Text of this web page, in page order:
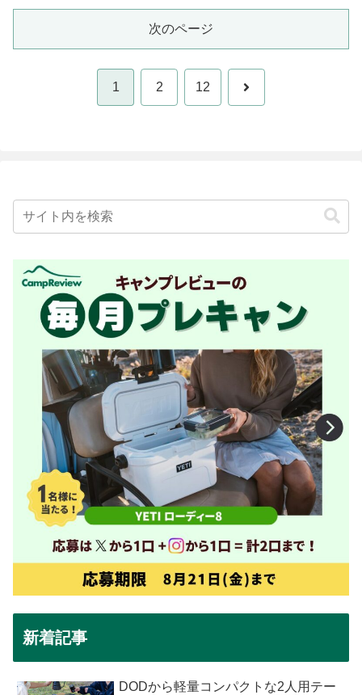
次のページ
1 2 12 次
新着記事
DODから軽量コンパクトな2人用テー